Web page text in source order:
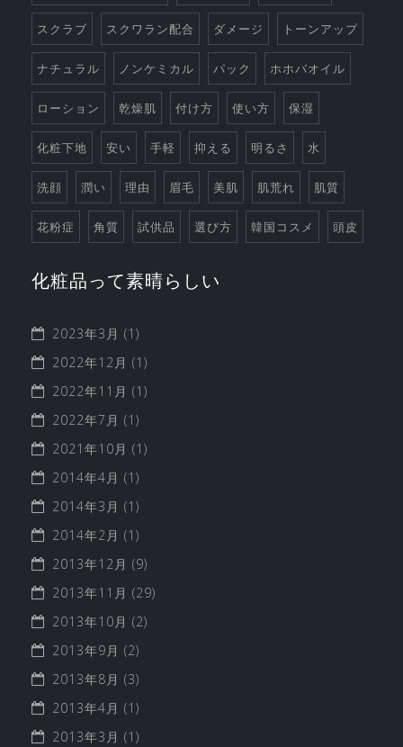
スクラブ スクワラン配合 ダメージ トーンアップ
ナチュラル ノンケミカル パック ホホバオイル
ローション 乾燥肌 付け方 使い方 保湿
化粧下地 安い 手軽 抑える 明るさ 水
洗顔 潤い 理由 眉毛 美肌 肌荒れ 肌質
花粉症 角質 試供品 選び方 韓国コスメ 頭皮
化粧品って素晴らしい
2023年3月 (1)
2022年12月 (1)
2022年11月 (1)
2022年7月 (1)
2021年10月 (1)
2014年4月 (1)
2014年3月 (1)
2014年2月 (1)
2013年12月 (9)
2013年11月 (29)
2013年10月 (2)
2013年9月 (2)
2013年8月 (3)
2013年4月 (1)
2013年3月 (1)